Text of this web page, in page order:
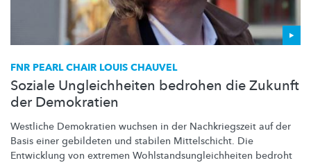
FNR PEARL CHAIR LOUIS CHAUVEL
Soziale Ungleichheiten bedrohen die Zukunft
der Demokratien
Westliche Demokratien wuchsen in der Nachkriegszeit auf der
Basis einer gebildeten und stabilen Mittelschicht. Die
Entwicklung von extremen Wohlstandsungleichheiten bedroht